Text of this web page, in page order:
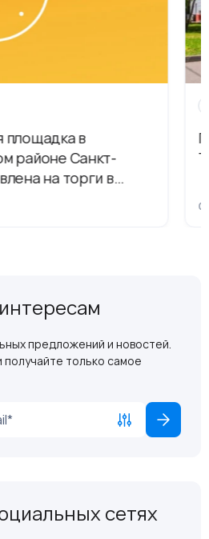
площадка в
районе Санкт-
на торги в
предложений и новостей.
только самое
сетях